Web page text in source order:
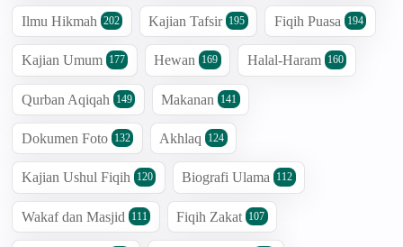
Ilmu Hikmah 202 Kajian Tafsir 195 Fiqih Puasa 194
Kajian Umum 177 Hewan 169 Halal-Haram 160
Qurban Aqiqah 149 Makanan 141
Dokumen Foto 132 Akhlaq 124
Kajian Ushul Fiqih 120 Biografi Ulama 112
Wakaf dan Masjid 111 Fiqih Zakat 107